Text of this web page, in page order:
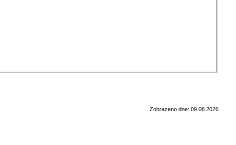
Zobrazeno dne: 09.08.2026